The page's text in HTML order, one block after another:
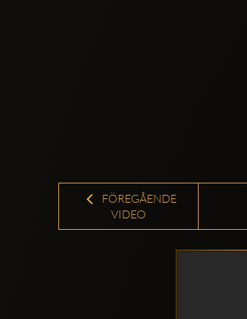
FÖREGÅENDE
VIDEO